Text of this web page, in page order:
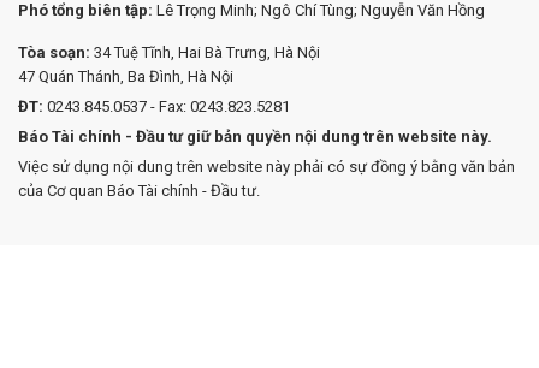
Phó tổng biên tập: Lê Trọng Minh; Ngô Chí Tùng; Nguyễn Văn Hồng
Tòa soạn: 34 Tuệ Tĩnh, Hai Bà Trưng, Hà Nội
47 Quán Thánh, Ba Đình, Hà Nội
ĐT: 0243.845.0537 - Fax: 0243.823.5281
Báo Tài chính - Đầu tư giữ bản quyền nội dung trên website này.
Việc sử dụng nội dung trên website này phải có sự đồng ý bằng văn bản
của Cơ quan Báo Tài chính - Đầu tư.